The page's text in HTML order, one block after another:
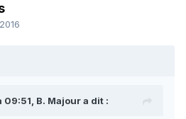
B. Majour a dit :